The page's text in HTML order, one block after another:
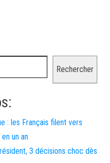
Rechercher
: les Français filent vers
un an
3 décisions choc dès